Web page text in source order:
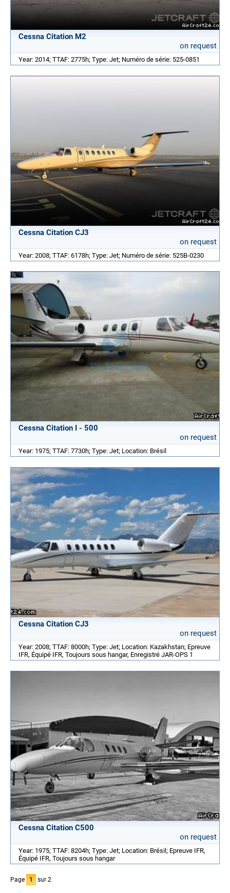
Cessna Citation M2
on request
Year: 2014; TTAF: 2775h; Type: Jet; Numéro de série: 525-0851
Cessna Citation CJ3
on request
Year: 2008; TTAF: 6178h; Type: Jet; Numéro de série: 525B-0230
Cessna Citation I - 500
on request
Year: 1975; TTAF: 7730h; Type: Jet; Location: Brésil
Cessna Citation CJ3
on request
Year: 2008; TTAF: 8000h; Type: Jet; Location: Kazakhstan; Epreuve
IFR, Équipé IFR, Toujours sous hangar, Enregistré JAR-OPS 1
Cessna Citation C500
on request
Year: 1975; TTAF: 8204h; Type: Jet; Location: Brésil; Epreuve IFR,
Équipé IFR, Toujours sous hangar
Page 1 sur 2